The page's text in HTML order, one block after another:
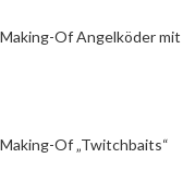
Making-Of Angelköder mit
Making-Of „Twitchbaits“